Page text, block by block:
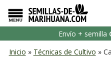
Envío + semilla
Inicio » Técnicas de Cultivo »